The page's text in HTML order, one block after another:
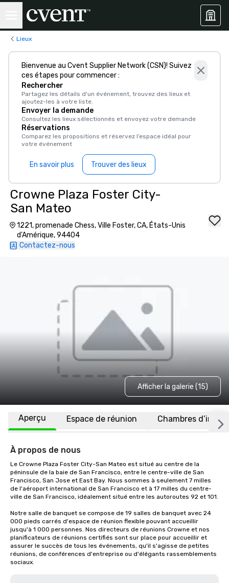
Lieux
Bienvenue au Cvent Supplier Network (CSN)! Suivez
ces étapes pour commencer :
Rechercher
Partagez les détails d'un événement, trouvez des lieux et
ajoutez-les à votre liste.
Envoyer la demande
Consultez les lieux sélectionnés et envoyez votre demande
Réservations
Comparez les propositions et réservez l’espace idéal pour
votre événement
En savoir plus Trouver des lieux
Crowne Plaza Foster City-
San Mateo
1221, promenade Chess, Ville Foster, CA, États-Unis
d'Amérique, 94404
Contactez-nous
Afficher la galerie (15)
Aperçu Espace de réunion Chambres
À propos de nous
Le Crowne Plaza Foster City-San Mateo est situé au centre de la
péninsule de la baie de San Francisco, entre le centre-ville de San
Francisco, San Jose et East Bay. Nous sommes à seulement 7 milles
de l'aéroport international de San Francisco et à 17 milles du centre-
ville de San Francisco, idéalement situé entre les autoroutes 92 et 101.
Notre salle de banquet se compose de 19 salles de banquet avec 24
000 pieds carrés d'espace de réunion flexible pouvant accueillir
jusqu'à 1 000 personnes. Nos directeurs de réunions Crowne et nos
planificateurs de réunions certifiés sont sur place pour accueillir et
assurer le succès de tous les événements, qu'il s'agisse de petites
réunions, de conférences d'entreprise ou d'élégants rassemblements
sociaux.